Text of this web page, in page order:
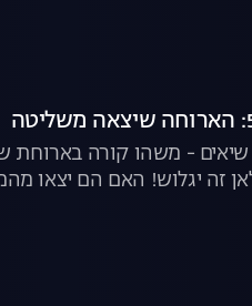
- משהו קורה בארוחת
זה יגלוש! האם הם יצאו